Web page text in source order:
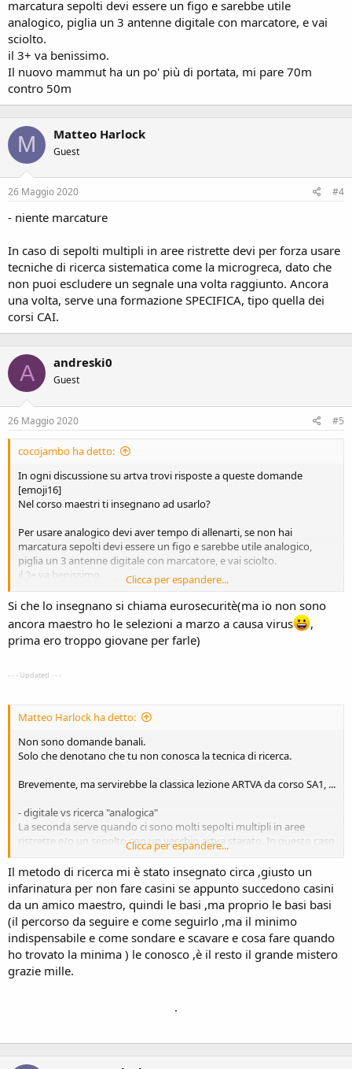
marcatura sepolti devi essere un figo e sarebbe utile
analogico, piglia un 3 antenne digitale con marcatore, e vai
sciolto.
il 3+ va benissimo.
Il nuovo mammut ha un po' più di portata, mi pare 70m
contro 50m
M Matteo Harlock
Guest
26 Maggio 2020 #4
- niente marcature
In caso di sepolti multipli in aree ristrette devi per forza usare
tecniche di ricerca sistematica come la microgreca, dato che
non puoi escludere un segnale una volta raggiunto. Ancora
una volta, serve una formazione SPECIFICA, tipo quella dei
corsi CAI.
A andreski0
Guest
26 Maggio 2020 #5
cocojambo ha detto:
In ogni discussione su artva trovi risposte a queste domande
[emoji16]
Nel corso maestri ti insegnano ad usarlo?
Per usare analogico devi aver tempo di allenarti, se non hai
marcatura sepolti devi essere un figo e sarebbe utile analogico,
piglia un 3 antenne digitale con marcatore, e vai sciolto.
il 3+ va benissimo.
Il nuovo mammut ha un po' più di portata, mi pare 70m contro 50m
Clicca per espandere...
Si che lo insegnano si chiama eurosecuritè(ma io non sono
ancora maestro ho le selezioni a marzo a causa virus
,
prima ero troppo giovane per farle)
- - - Updated - - -
Matteo Harlock ha detto:
Non sono domande banali.
Solo che denotano che tu non conosca la tecnica di ricerca.
Brevemente, ma servirebbe la classica lezione ARTVA da corso SA1, ...
- digitale vs ricerca "analogica"
La seconda serve quando ci sono molti sepolti multipli in aree
ristrette e/o un sepolto con un vecchio artva starato. In questo caso
la digitale non funziona, vede un numero variabile di sepolti, non
aggancia, non fa le marcature o non le tiene. Uno passa in
analogico, col pieno controllo della portata, e bonifica
sistematicamente la valanga con la tecnica della microgreca.
BISOGNA OVVIAMENTE SAPERLA FARE. Altro motivo per usare
l'analogica é che la portata massima di solito é maggiore (60m per
Mammut e Pieps). Uno potrebbe usarla per agganciare il primo
segnale e poi passare in digitale quando é piú vicino.
Clicca per espandere...
Il metodo di ricerca mi è stato insegnato circa ,giusto un
infarinatura per non fare casini se appunto succedono casini
da un amico maestro, quindi le basi ,ma proprio le basi basi
(il percorso da seguire e come seguirlo ,ma il minimo
indispensabile e come sondare e scavare e cosa fare quando
ho trovato la minima ) le conosco ,è il resto il grande mistero
grazie mille.
.